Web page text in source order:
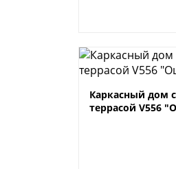
Каркасный дом с
террасой V556